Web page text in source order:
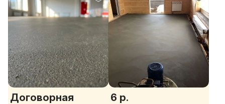
Договорная 6 р.